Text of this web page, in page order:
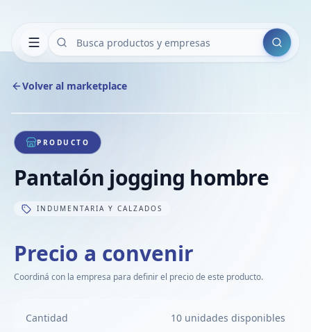
Buscar
Volver al marketplace
1/1
PRODUCTO
Pantalón jogging hombre
INDUMENTARIA Y CALZADOS
Precio a convenir
Coordiná con la empresa para definir el precio de este producto.
Cantidad 10 unidades disponibles